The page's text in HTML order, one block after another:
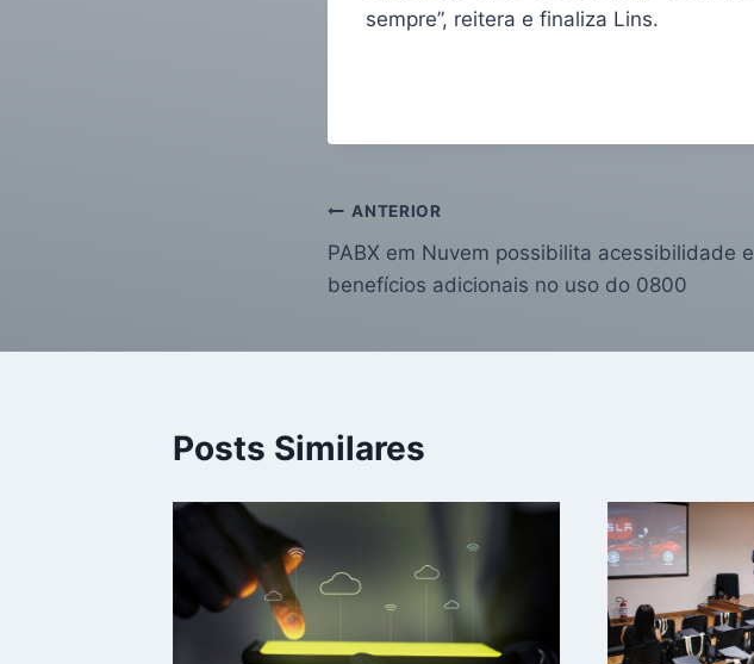
sempre”, reitera e finaliza Lins.
ANTERIOR
PABX em Nuvem possibilita acessibilidade e
benefícios adicionais no uso do 0800
Posts Similares